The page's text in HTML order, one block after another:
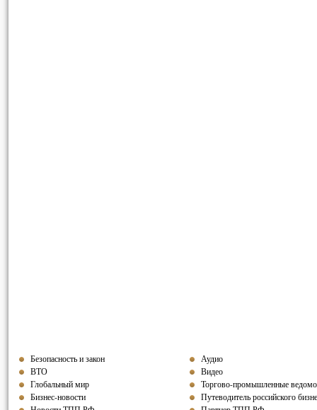
Безопасность и закон
ВТО
Глобальный мир
Бизнес-новости
Аудио
Видео
Торгово-промышленные
Путеводитель российского